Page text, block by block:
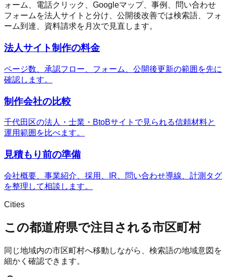
ォーム、電話クリック、Googleマップ、事例、問い合わせ
フォームを法人サイトと分け、公開後改善では検索語、フォ
ーム到達、資料請求を月次で見直します。
法人サイト制作の料金
ページ数、承認フロー、フォーム、公開後更新の範囲を先に
確認します。
制作会社の比較
千代田区の法人・士業・BtoBサイトで見られる信頼材料と
運用範囲を比べます。
見積もり前の準備
会社概要、事業紹介、採用、IR、問い合わせ導線、計測タグ
を整理して相談します。
Cities
この都道府県で注目される市区町村
同じ地域内の市区町村へ移動しながら、検索語の地域意図を
細かく確認できます。